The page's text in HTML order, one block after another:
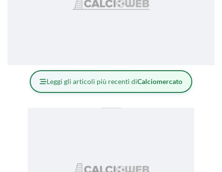
Leggi gli articoli più recenti diCalciomercato